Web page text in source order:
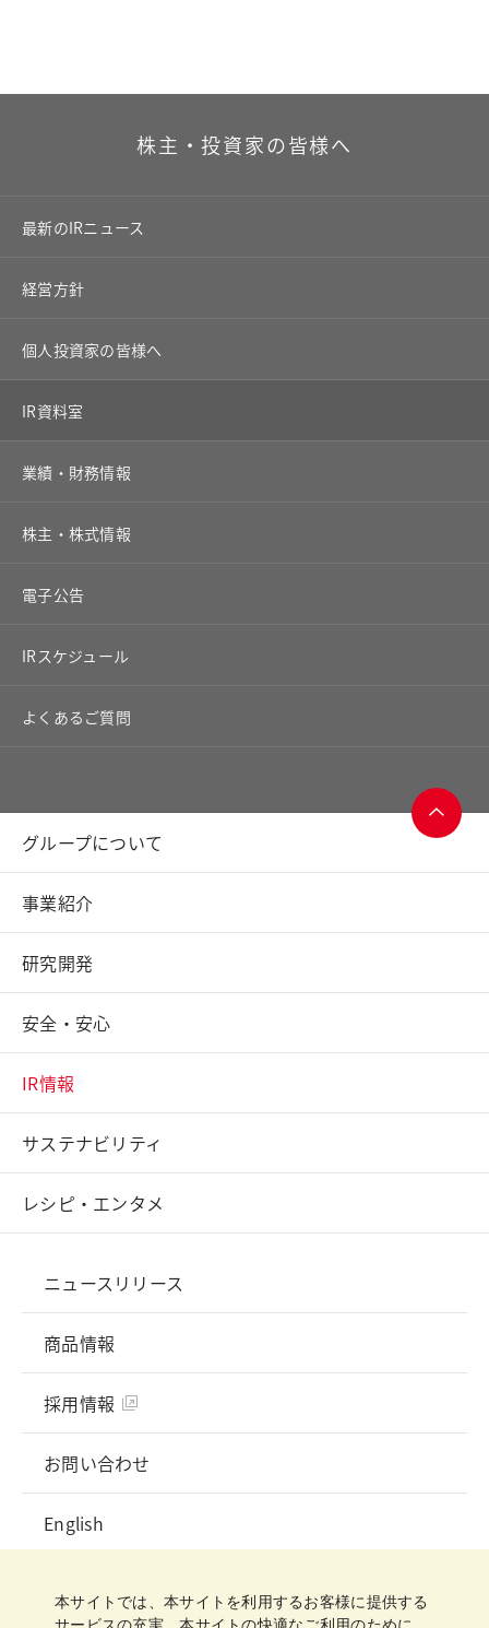
株主・投資家の皆様へ
最新のIRニュース
経営方針
個人投資家の皆様へ
IR資料室
業績・財務情報
株主・株式情報
電子公告
IRスケジュール
よくあるご質問
グループについて
事業紹介
研究開発
安全・安心
IR情報
サステナビリティ
レシピ・エンタメ
ニュースリリース
商品情報
採用情報
お問い合わせ
English
ご利用規約
クッキーポリシー
クッキー詳細設定
サイトマップ
本サイトでは、本サイトを利用するお客様に提供する